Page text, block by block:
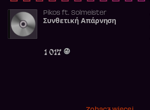
Pikosft. Solmeister
Συνθετική Απάρνηση
1 017